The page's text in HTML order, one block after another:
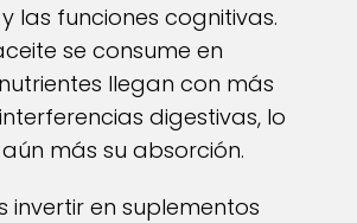
las funciones cognitivas.
se consume en
llegan con más
digestivas, lo
más su absorción.
invertir en suplementos